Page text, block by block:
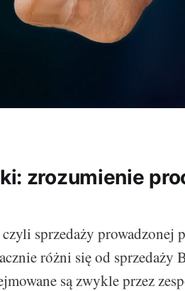
zrozumienie
sprzedaży prowadzonej
różni się od sprzedaży
są zwykle przez